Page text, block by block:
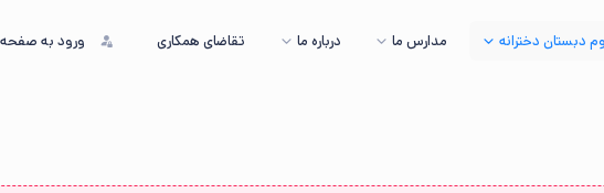
دبستان دخترانه مدارس ما درباره ما تقاضای همکاری ورود به